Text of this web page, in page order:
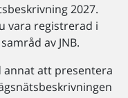
2027.
vara registrerad i
av JNB.
annat att presentera